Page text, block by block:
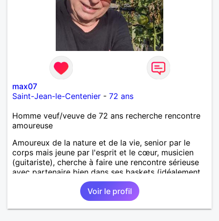
max07
Saint-Jean-le-Centenier - 72 ans
Homme veuf/veuve de 72 ans recherche rencontre
amoureuse
Amoureux de la nature et de la vie, senior par le
corps mais jeune par l'esprit et le cœur, musicien
(guitariste), cherche à faire une rencontre sérieuse
avec partenaire bien dans ses baskets (idéalement,
vous avez entre 60 et 70 ans) pour partager
moments conviviaux et agréables (voyages, sorties,
concerts, etc.) et pourquoi pas faire un bout de
chemin ensemble. Au programme: humour,
Voir le profil